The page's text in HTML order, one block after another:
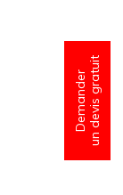
Demanderun devis gratuit